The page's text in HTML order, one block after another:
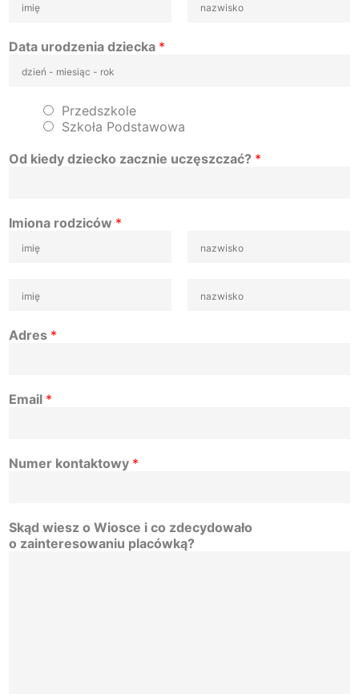
Data urodzenia dziecka *
Przedszkole
Szkoła Podstawowa
Od kiedy dziecko zacznie uczęszczać? *
Imiona rodziców *
Adres *
Email *
Numer kontaktowy *
Skąd wiesz o Wiosce i co zdecydowało
o zainteresowaniu placówką?